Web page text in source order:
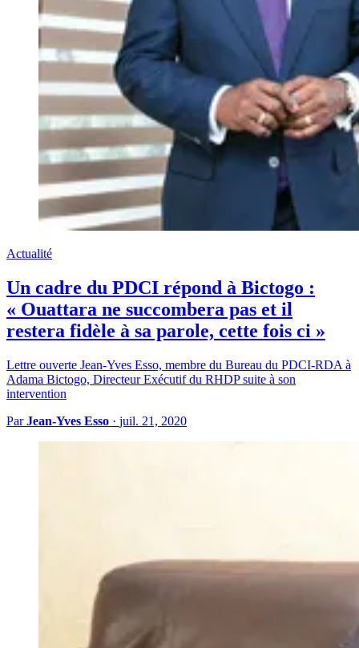
Actualité
Un cadre du PDCI répond à Bictogo :
« Ouattara ne succombera pas et il
restera fidèle à sa parole, cette fois ci »
Lettre ouverte Jean-Yves Esso, membre du Bureau du PDCI-RDA à
Adama Bictogo, Directeur Exécutif du RHDP suite à son
intervention
ParJean-Yves Esso · juil. 21, 2020